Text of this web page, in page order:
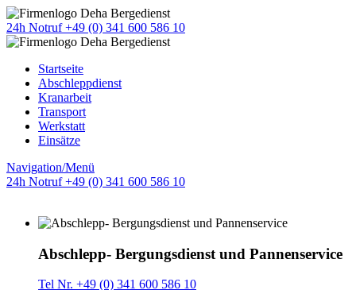
24h Notruf +49 (0) 341 600 586 10
Startseite
Abschleppdienst
Kranarbeit
Transport
Werkstatt
Einsätze
Navigation/Menü
24h Notruf +49 (0) 341 600 586 10
Abschlepp- Bergungsdienst und Pannenservice
Tel Nr. +49 (0) 341 600 586 10